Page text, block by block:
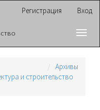
Регистрация Вход
Архивы
и строительство